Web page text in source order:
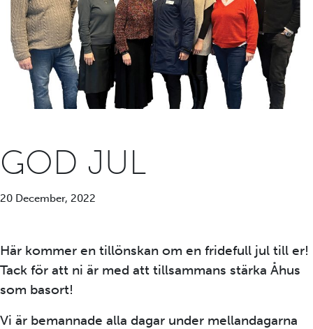
GOD JUL
20 December, 2022
Här kommer en tillönskan om en fridefull jul till er!
Tack för att ni är med att tillsammans stärka Åhus
som basort!
Vi är bemannade alla dagar under mellandagarna